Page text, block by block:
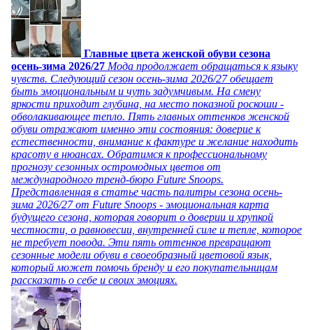
Главные цвета женской обуви сезона
осень-зима 2026/27 Мода продолжает обращаться к языку
чувств. Следующий сезон осень-зима 2026/27 обещает
быть эмоциональным и чуть задумчивым. На смену
яркости приходит глубина, на место показной роскоши -
обволакивающее тепло. Пять главных оттенков женской
обуви отражают именно эти состояния: доверие к
естественности, внимание к фактуре и желание находить
красоту в нюансах. Обратимся к профессиональному
прогнозу сезонных остромодных цветов от
международного тренд-бюро Future Snoops.
Представленная в статье часть палитры сезона осень-
зима 2026/27 от Future Snoops - эмоциональная карта
будущего сезона, которая говорит о доверии и хрупкой
честности, о равновесии, внутренней силе и тепле, которое
не требует повода. Эти пять оттенков превращают
сезонные модели обуви в своеобразный цветовой язык,
который может помочь бренду и его покупательницам
рассказать о себе и своих эмоциях.